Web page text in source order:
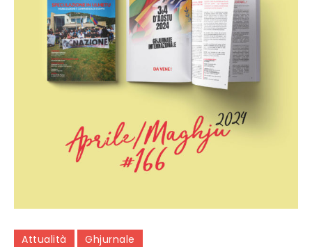
Attualità Ghjurnale